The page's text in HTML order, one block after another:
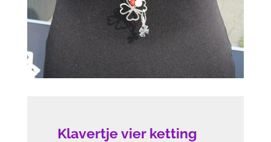
Klavertje vier ketting